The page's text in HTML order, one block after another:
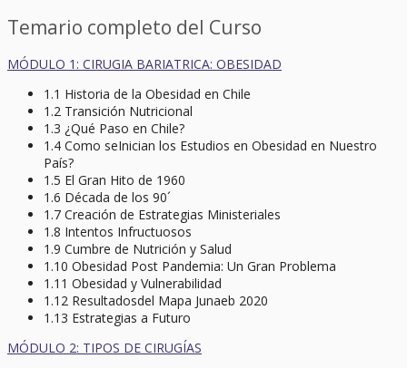
Temario completo del Curso
MÓDULO 1: CIRUGIA BARIATRICA: OBESIDAD
1.1 Historia de la Obesidad en Chile
1.2 Transición Nutricional
1.3 ¿Qué Paso en Chile?
1.4 Como seInician los Estudios en Obesidad en Nuestro
País?
1.5 El Gran Hito de 1960
1.6 Década de los 90´
1.7 Creación de Estrategias Ministeriales
1.8 Intentos Infructuosos
1.9 Cumbre de Nutrición y Salud
1.10 Obesidad Post Pandemia: Un Gran Problema
1.11 Obesidad y Vulnerabilidad
1.12 Resultadosdel Mapa Junaeb 2020
1.13 Estrategias a Futuro
MÓDULO 2: TIPOS DE CIRUGÍAS